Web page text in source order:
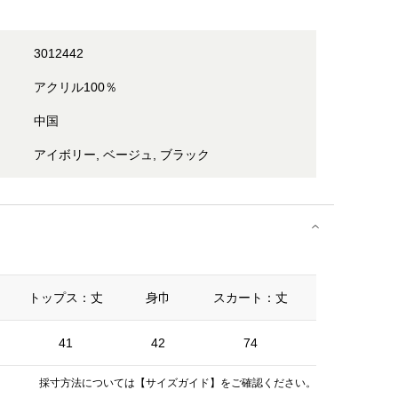
3012442
アクリル100％
中国
アイボリー, ベージュ, ブラック
トップス：丈 身巾 スカート：丈
41 42 74
採寸方法については 【サイズガイド】 をご確認ください。